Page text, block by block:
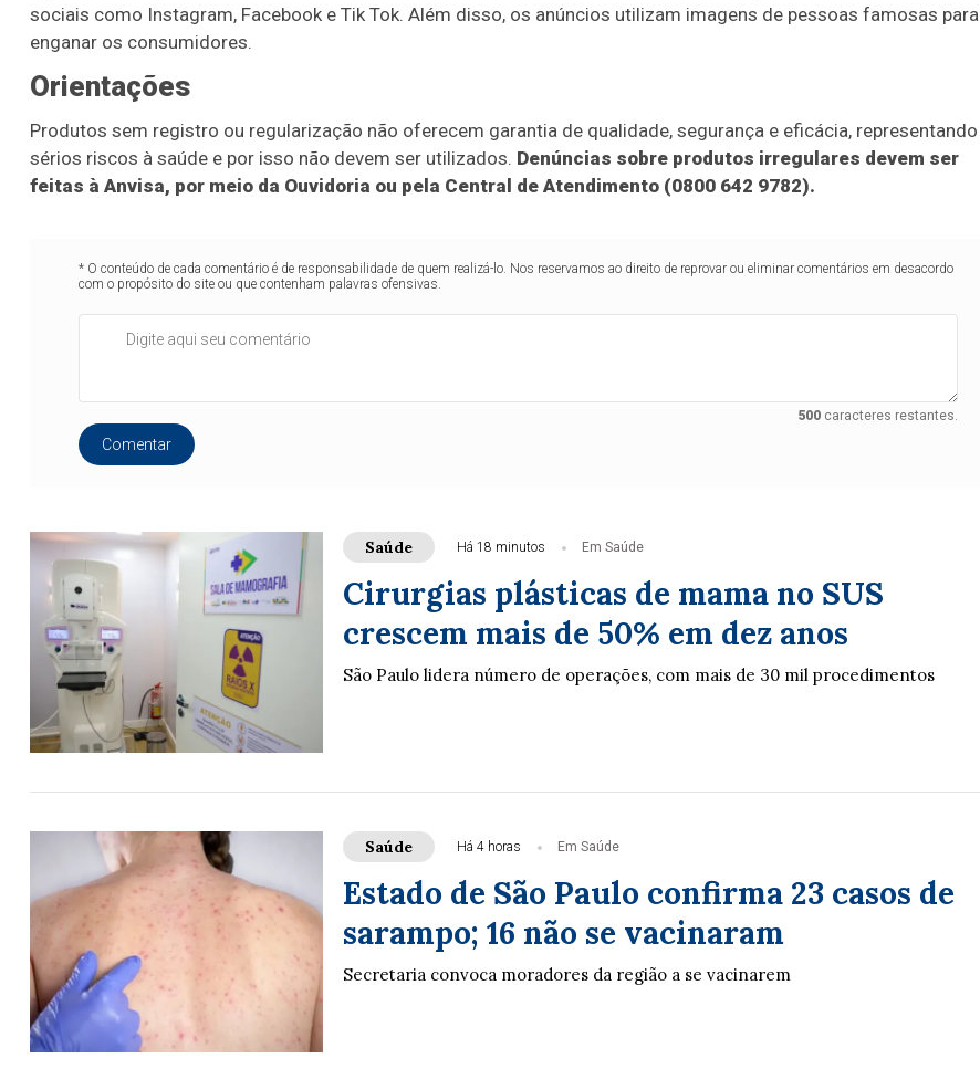
sociais como Instagram, Facebook e Tik Tok. Além disso, os anúncios utilizam imagens de pessoas famosas para
enganar os consumidores.
Orientações
Produtos sem registro ou regularização não oferecem garantia de qualidade, segurança e eficácia, representando
sérios riscos à saúde e por isso não devem ser utilizados. Denúncias sobre produtos irregulares devem ser
feitas à Anvisa, por meio da Ouvidoria ou pela Central de Atendimento (0800 642 9782).
* O conteúdo de cada comentário é de responsabilidade de quem realizá-lo. Nos reservamos ao direito de reprovar ou eliminar comentários em desacordo
com o propósito do site ou que contenham palavras ofensivas.
500caracteres restantes.
Comentar
Saúde Há 18 minutos Em Saúde
Cirurgias plásticas de mama no SUS
crescem mais de 50% em dez anos
São Paulo lidera número de operações, com mais de 30 mil procedimentos
Saúde Há 4 horas Em Saúde
Estado de São Paulo confirma 23 casos de
sarampo; 16 não se vacinaram
Secretaria convoca moradores da região a se vacinarem